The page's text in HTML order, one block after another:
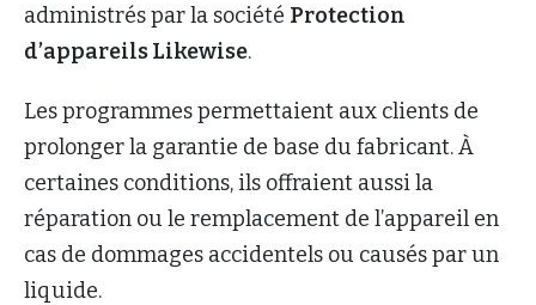
administrés par la société Protection
d’appareils Likewise.
Les programmes permettaient aux clients de
prolonger la garantie de base du fabricant. À
certaines conditions, ils offraient aussi la
réparation ou le remplacement de l’appareil en
cas de dommages accidentels ou causés par un
liquide.